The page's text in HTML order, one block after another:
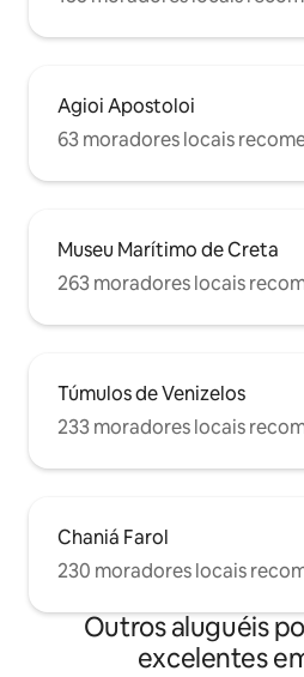
Agioi Apostoloi
63 moradores locais
Museu Marítimo de Creta
263 moradores locais
Túmulos de Venizelos
233 moradores locais
Chaniá Farol
230 moradores locais
Outros aluguéis
excelentes